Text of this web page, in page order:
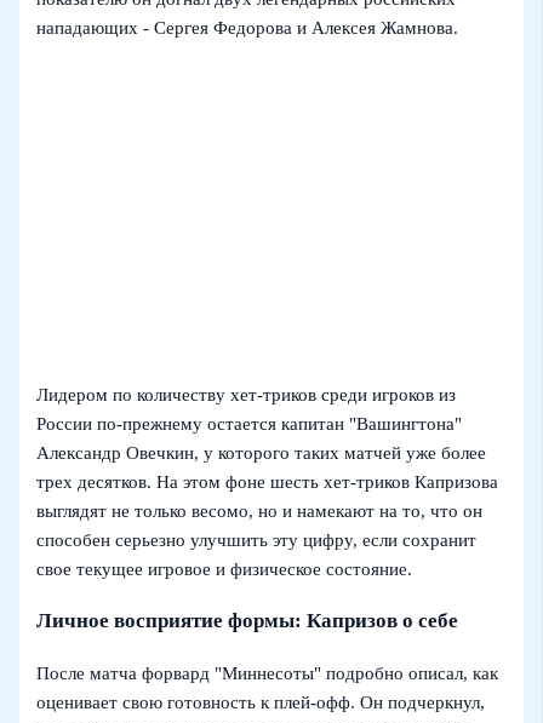
нападающих - Сергея Федорова и Алексея Жамнова.
Лидером по количеству хет-триков среди игроков из
России по-прежнему остается капитан "Вашингтона"
Александр Овечкин, у которого таких матчей уже более
трех десятков. На этом фоне шесть хет-триков Капризова
выглядят не только весомо, но и намекают на то, что он
способен серьезно улучшить эту цифру, если сохранит
свое текущее игровое и физическое состояние.
Личное восприятие формы: Капризов о себе
После матча форвард "Миннесоты" подробно описал, как
оценивает свою готовность к плей-офф. Он подчеркнул,